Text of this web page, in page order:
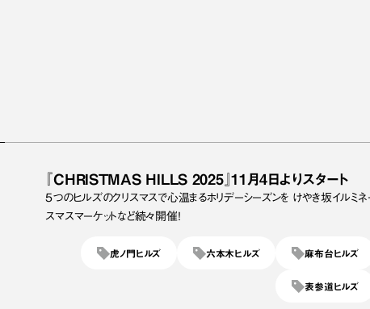
『CHRISTMAS HILLS 2025』11月4日よりスタート
5つのヒルズのクリスマスで心温まるホリデーシーズンを けやき坂イルミネ
スマスマーケットなど続々開催！
麻布台ヒルズ
六本木ヒルズ
虎ノ門ヒルズ
表参道ヒルズ